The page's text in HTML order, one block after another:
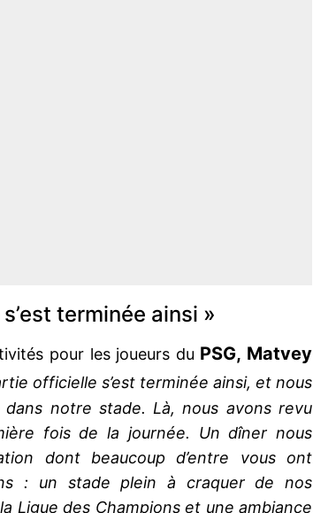
terminée ainsi »
pour les joueurs du PSG, Matvey
officielle s’est terminée ainsi, et nous
notre stade. Là, nous avons revu
fois de la journée. Un dîner nous
dont beaucoup d’entre vous ont
: un stade plein à craquer de nos
Ligue des Champions et une ambiance